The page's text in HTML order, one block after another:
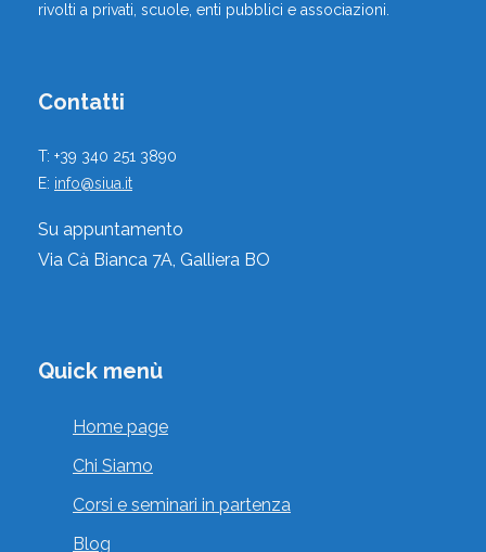
rivolti a privati, scuole, enti pubblici e associazioni.
Contatti
T: +39 340 251 3890
E: info@siua.it
Su appuntamento
Via Cà Bianca 7A, Galliera BO
Quick menù
Home page
Chi Siamo
Corsi e seminari in partenza
Blog